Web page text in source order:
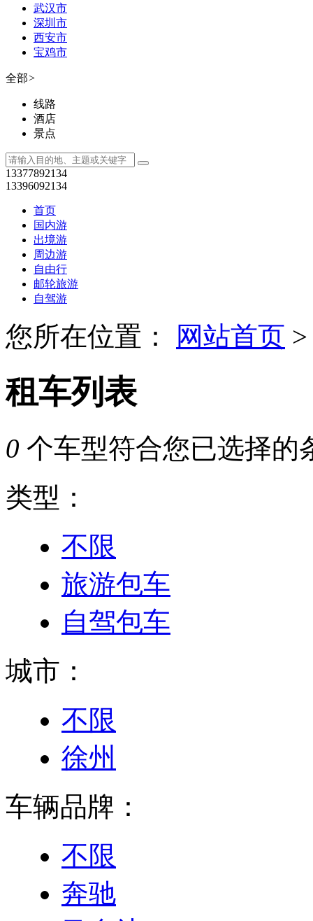
武汉市
深圳市
西安市
宝鸡市
全部>
线路
酒店
景点
13377892134
13396092134
首页
国内游
出境游
周边游
自由行
邮轮旅游
自驾游
您所在位置： 网站首页 >
租车列表
0 个车型符合您已选择的
类型：
不限
旅游包车
自驾包车
城市：
不限
徐州
车辆品牌：
不限
奔驰